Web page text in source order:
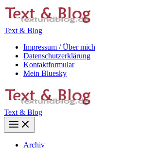
Zum
Inhalt
Text & Blog
Impressum / Über mich
Datenschutzerklärung
Kontaktformular
Mein Bluesky
Text & Blog
Main
Menu
Archiv